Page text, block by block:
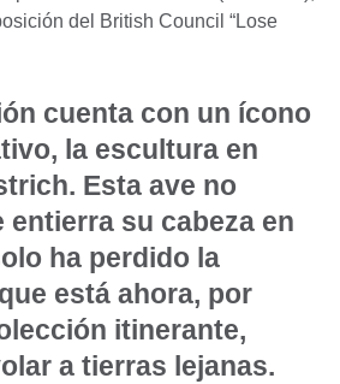
del British Council “Lose
cuenta con un ícono
la escultura en
Esta ave no
entierra su cabeza en
ha perdido la
está ahora, por
itinerante,
a tierras lejanas.